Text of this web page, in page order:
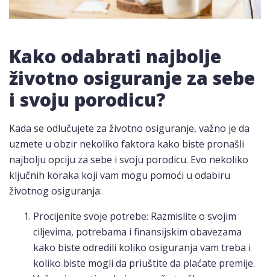
Kako odabrati najbolje
životno osiguranje za sebe
i svoju porodicu?
Kada se odlučujete za životno osiguranje, važno je da
uzmete u obzir nekoliko faktora kako biste pronašli
najbolju opciju za sebe i svoju porodicu. Evo nekoliko
ključnih koraka koji vam mogu pomoći u odabiru
životnog osiguranja:
Procijenite svoje potrebe: Razmislite o svojim
ciljevima, potrebama i finansijskim obavezama
kako biste odredili koliko osiguranja vam treba i
koliko biste mogli da priuštite da plaćate premije.